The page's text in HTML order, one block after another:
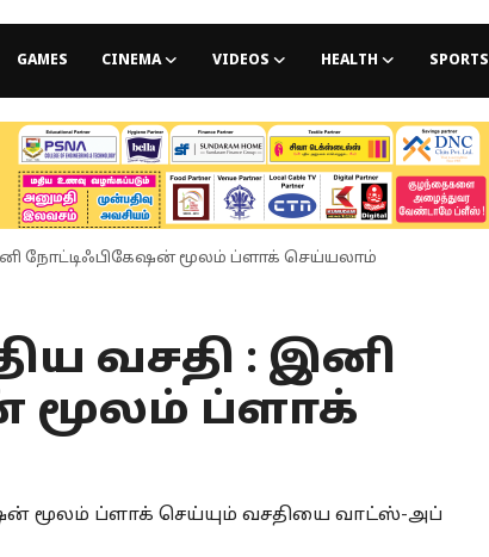
GAMES CINEMA VIDEOS HEALTH SPORTS
நோட்டிஃபிகேஷன் மூலம் ப்ளாக் செய்யலாம்
வசதி : இனி
மூலம் ப்ளாக்
மூலம் ப்ளாக் செய்யும் வசதியை வாட்ஸ்-அப்